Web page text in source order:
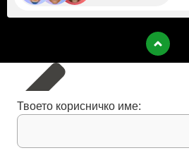
Твоето корисничко име: